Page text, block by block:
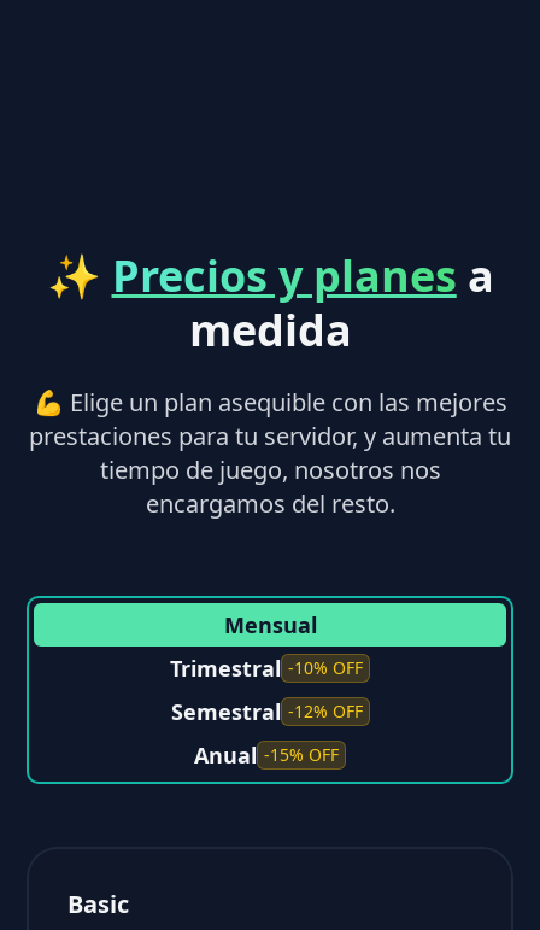
✨ Precios y planes a
medida
💪 Elige un plan asequible con las mejores
prestaciones para tu servidor, y aumenta tu
tiempo de juego, nosotros nos
encargamos del resto.
Mensual
Trimestral -10% OFF
Semestral -12% OFF
Anual -15% OFF
Basic